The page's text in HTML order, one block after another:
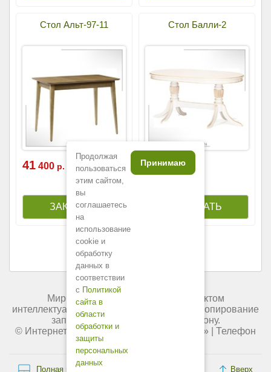
Стол Альт-97-11
41 400 р.
Стол Балли-2
146 800р.
Мир мебели России является объектом
интеллектуальной собственности. Любое копирование
запрещено и преследуется по закону.
© Интернет-магазин « Мир мебели России
» | Телефон
+7 (495) 227-84-45.
Продолжая
пользоваться
этим сайтом,
вы
соглашаетесь
на
использование
cookie и
обработку
данных в
соответствии
с Политикой
сайта в
области
обработки и
защиты
персональных
данных
Принимаю
Вверх
Полная версия сайта